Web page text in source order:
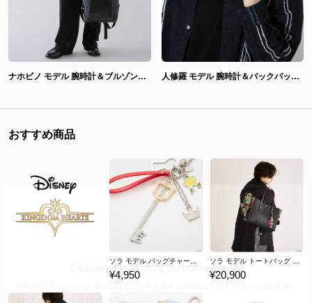
ナホビノ モデル 腕時計＆ブルゾン＆バックパック＆長財布 真・女神転生V 人修羅 モデル 腕時計＆バックパック＆長財布 真・女神転生III NOCTURNE HD REMASTER
おすすめ商品
ソラ モデル バッグチャーム 「キングダム ハーツ」シリーズ
¥4,950
ソラ モデル トートバッグ 「キングダム ハーツ」シリーズ
¥20,900